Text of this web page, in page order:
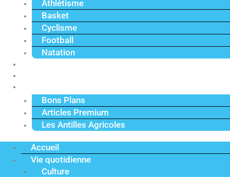
Athlétisme
Basket
Cyclisme
Football
Natation
Bons Plans
Articles Premium
Les Antilles Agricoles
Accueil
Vie quotidienne
Culture